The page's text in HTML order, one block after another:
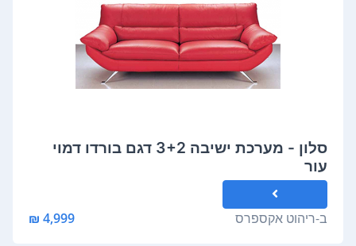
סלון - מערכת ישיבה 3+2 דגם בורדו דמוי
עור
ב-ריהוט אקספרס 4,999 ₪